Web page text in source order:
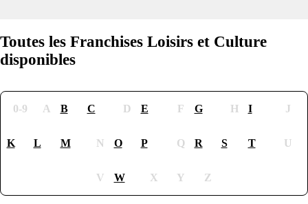
Toutes les Franchises Loisirs et Culture
disponibles
0-9 A B C D E F G H I J
K L M N O P Q R S T U
V W X Y Z